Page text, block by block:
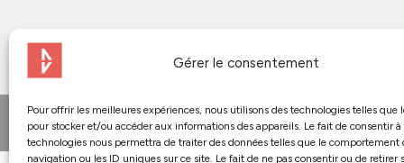
Gérer le consentement
Pour offrir les meilleures expériences, nous utilisons des technologies telles que
pour stocker et/ou accéder aux informations des appareils. Le fait de consentir à
technologies nous permettra de traiter des données telles que le comportement
navigation ou les ID uniques sur ce site. Le fait de ne pas consentir ou de retirer
© 2024 - Action Tank